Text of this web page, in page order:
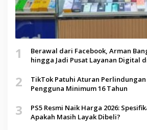
1
Berawal dari Facebook, Arman
hingga Jadi Pusat Layanan Digital
2
TikTok Patuhi Aturan Perlindungan
Pengguna Minimum 16 Tahun
3
PS5 Resmi Naik Harga 2026:
Apakah Masih Layak Dibeli?